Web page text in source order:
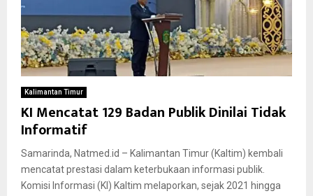
Kalimantan Timur
KI Mencatat 129 Badan Publik Dinilai Tidak
Informatif
Samarinda, Natmed.id – Kalimantan Timur (Kaltim) kembali
mencatat prestasi dalam keterbukaan informasi publik.
Komisi Informasi (KI) Kaltim melaporkan, sejak 2021 hingga